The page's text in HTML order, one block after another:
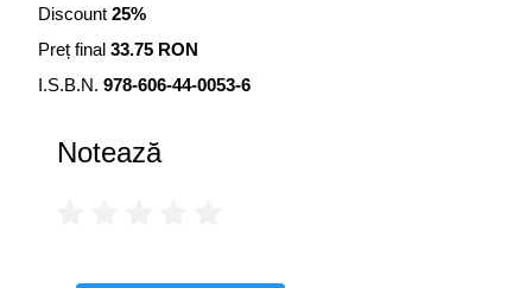
Discount 25%
Preț final 33.75 RON
I.S.B.N. 978-606-44-0053-6
Notează